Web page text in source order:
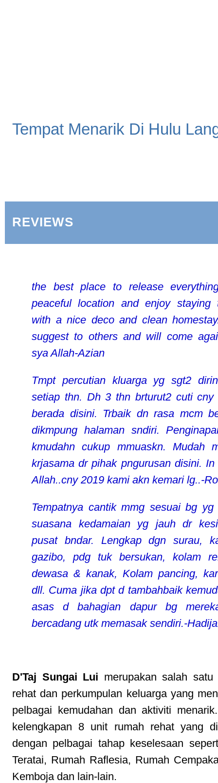
Tempat Menarik Di Hulu
REVIEWS
the best place to release
peaceful location and enjoy staying
with a nice deco and clean
suggest to others and will come
sya Allah-Azian
Tmpt percutian kluarga yg sgt2
setiap thn. Dh 3 thn brturut2 cuti cny
berada disini. Trbaik dn rasa mcm
dikmpung halaman sndiri.
kmudahn cukup mmuaskn. Mudah
krjasama dr pihak pngurusan disini. In
Allah..cny 2019 kami akn kemari lg..-
Tempatnya cantik mmg sesuai bg yg
suasana kedamaian yg jauh dr
pusat bndar. Lengkap dgn surau,
gazibo, pdg tuk bersukan, kolam
dewasa & kanak, Kolam pancing,
dll. Cuma jika dpt d tambahbaik
asas d bahagian dapur bg
bercadang utk memasak sendiri.-
D'Taj Sungai Lui merupakan salah satu
rehat dan perkumpulan keluarga yang
pelbagai kemudahan dan aktiviti
kelengkapan 8 unit rumah rehat yang
dengan pelbagai tahap keselesaan
Teratai, Rumah Raflesia, Rumah
Kemboja dan lain-lain.